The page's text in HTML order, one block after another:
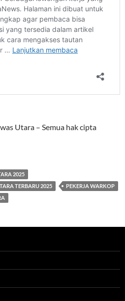
Utara – Semua hak cipta
2025
TERBARU 2025
PEKERJA WARKOP